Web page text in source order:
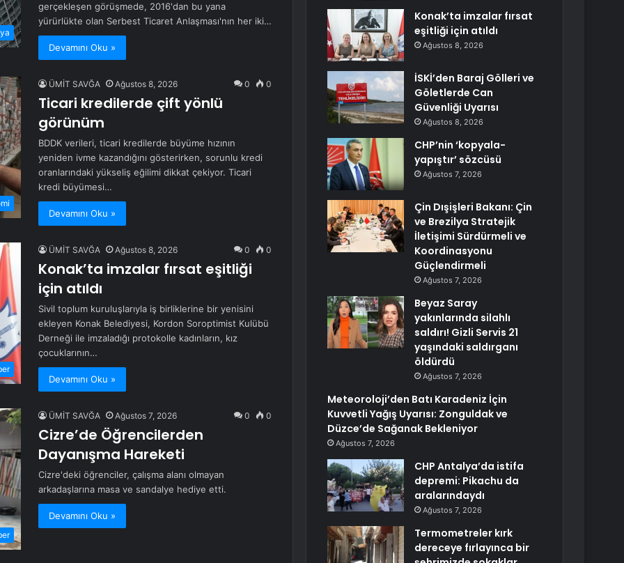
gerçekleşen görüşmede, 2016'dan bu yana
yürürlükte olan Serbest Ticaret Anlaşması'nın her iki…
Devamını Oku »
ÜMİT SAVĞA Ağustos 8, 2026 0 0
Ticari kredilerde çift yönlü
görünüm
BDDK verileri, ticari kredilerde büyüme hızının
yeniden ivme kazandığını gösterirken, sorunlu kredi
oranlarındaki yükseliş eğilimi dikkat çekiyor. Ticari
kredi büyümesi…
Devamını Oku »
ÜMİT SAVĞA Ağustos 8, 2026 0 0
Konak’ta imzalar fırsat eşitliği
için atıldı
Sivil toplum kuruluşlarıyla iş birliklerine bir yenisini
ekleyen Konak Belediyesi, Kordon Soroptimist Kulübü
Derneği ile imzaladığı protokolle kadınların, kız
çocuklarının…
Devamını Oku »
ÜMİT SAVĞA Ağustos 7, 2026 0 0
Cizre’de Öğrencilerden
Dayanışma Hareketi
Cizre'deki öğrenciler, çalışma alanı olmayan
arkadaşlarına masa ve sandalye hediye etti.
Devamını Oku »
Konak’ta imzalar fırsat
eşitliği için atıldı
Ağustos 8, 2026
İSKİ’den Baraj Gölleri ve
Göletlerde Can
Güvenliği Uyarısı
Ağustos 8, 2026
CHP’nin ‘kopyala-
yapıştır’ sözcüsü
Ağustos 7, 2026
Çin Dışişleri Bakanı: Çin
ve Brezilya Stratejik
İletişimi Sürdürmeli ve
Koordinasyonu
Güçlendirmeli
Ağustos 7, 2026
Beyaz Saray
yakınlarında silahlı
saldırı! Gizli Servis 21
yaşındaki saldırganı
öldürdü
Ağustos 7, 2026
Meteoroloji’den Batı Karadeniz İçin
Kuvvetli Yağış Uyarısı: Zonguldak ve
Düzce’de Sağanak Bekleniyor
Ağustos 7, 2026
CHP Antalya’da istifa
depremi: Pikachu da
aralarındaydı
Ağustos 7, 2026
Termometreler kırk
dereceye fırlayınca bir